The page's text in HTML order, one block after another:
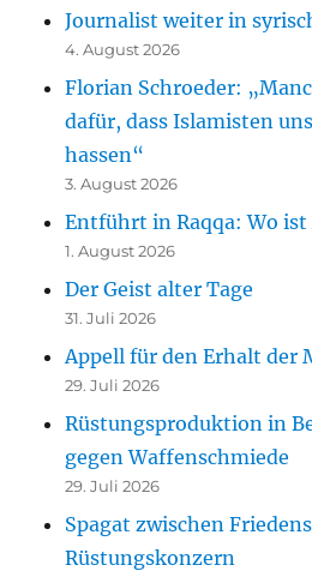
Journalist weiter in
4. August 2026
Florian Schroeder:
dafür, dass Islamisten
hassen“
3. August 2026
Entführt in Raqqa: Wo ist
1. August 2026
Der Geist alter Tage
31. Juli 2026
Appell für den Erhalt der
29. Juli 2026
Rüstungsproduktion in
gegen Waffenschmiede
29. Juli 2026
Spagat zwischen
Rüstungskonzern